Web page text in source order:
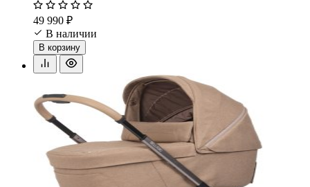
49 990 ₽
В наличии
В корзину